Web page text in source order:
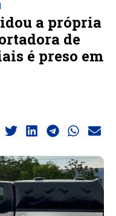
a própria
de
é preso em